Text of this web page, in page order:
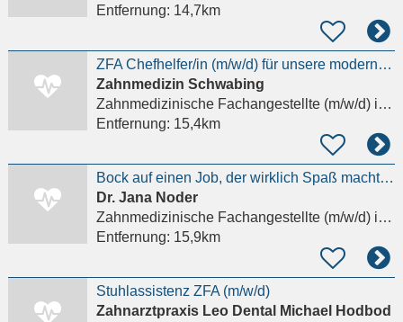
Entfernung: 14,7km
ZFA Chefhelfer/in (m/w/d) für unsere moderne Zahnarztpraxis gesucht
Zahnmedizin Schwabing
Zahnmedizinische Fachangestellte (m/w/d)in München
Entfernung: 15,4km
Bock auf einen Job, der wirklich Spaß macht? ZFA (m/w/d) in Vollzeit gesucht
Dr. Jana Noder
Zahnmedizinische Fachangestellte (m/w/d)in München, Schwabing-West
Entfernung: 15,9km
Stuhlassistenz ZFA (m/w/d)
Zahnarztpraxis Leo Dental Michael Hodbod